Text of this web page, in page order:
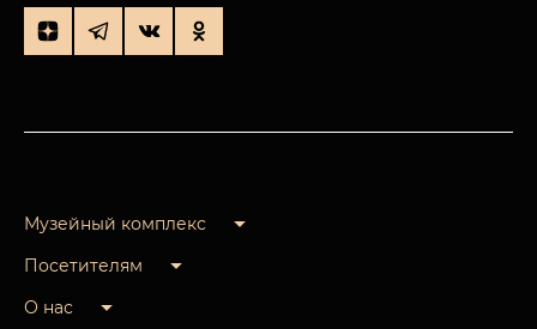
Музейный комплекс
Посетителям
О нас